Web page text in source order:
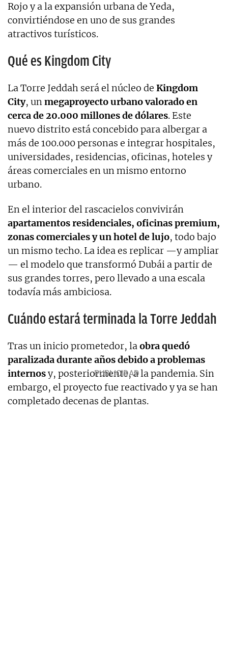
Rojo y a la expansión urbana de Yeda,
convirtiéndose en uno de sus grandes
atractivos turísticos.
Qué es Kingdom City
La Torre Jeddah será el núcleo de Kingdom
City, unmegaproyecto urbano valorado en
cerca de 20.000 millones de dólares. Este
nuevo distrito está concebido para albergar a
más de 100.000 personas e integrar hospitales,
universidades, residencias, oficinas, hoteles y
áreas comerciales en un mismo entorno
urbano.
En el interior del rascacielos convivirán
apartamentos residenciales, oficinas premium,
zonas comerciales y un hotel de lujo, todo bajo
un mismo techo. La idea es replicar —y ampliar
— el modelo que transformó Dubái a partir de
sus grandes torres, pero llevado a una escala
todavía más ambiciosa.
Cuándo estará terminada la Torre Jeddah
Tras un inicio prometedor, laobra quedó
paralizada durante años debido a problemas
internosy, posteriormente, a la pandemia. Sin
embargo, el proyecto fue reactivado y ya se han
completado decenas de plantas.